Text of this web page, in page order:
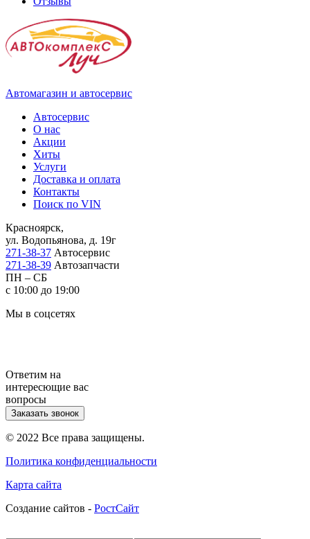
Автомагазин и автосервис
Автосервис
О нас
Акции
Хиты
Услуги
Доставка и оплата
Контакты
Поиск по VIN
Красноярск,
ул. Водопьянова, д. 19г
271-38-37 Автосервис
271-38-39 Автозапчасти
ПН – СБ
с 10:00 до 19:00
Мы в соцсетях
Ответим на
интересющие вас
вопросы
Заказать звонок
© 2022 Все права защищены.
Политика конфиденциальности
Карта сайта
Cоздание сайтов - РостСайт